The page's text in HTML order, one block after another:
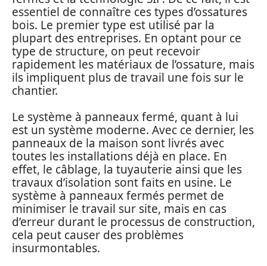
essentiel de connaître ces types d’ossatures
bois. Le premier type est utilisé par la
plupart des entreprises. En optant pour ce
type de structure, on peut recevoir
rapidement les matériaux de l’ossature, mais
ils impliquent plus de travail une fois sur le
chantier.
Le système à panneaux fermé, quant à lui
est un système moderne. Avec ce dernier, les
panneaux de la maison sont livrés avec
toutes les installations déjà en place. En
effet, le câblage, la tuyauterie ainsi que les
travaux d’isolation sont faits en usine. Le
système à panneaux fermés permet de
minimiser le travail sur site, mais en cas
d’erreur durant le processus de construction,
cela peut causer des problèmes
insurmontables.